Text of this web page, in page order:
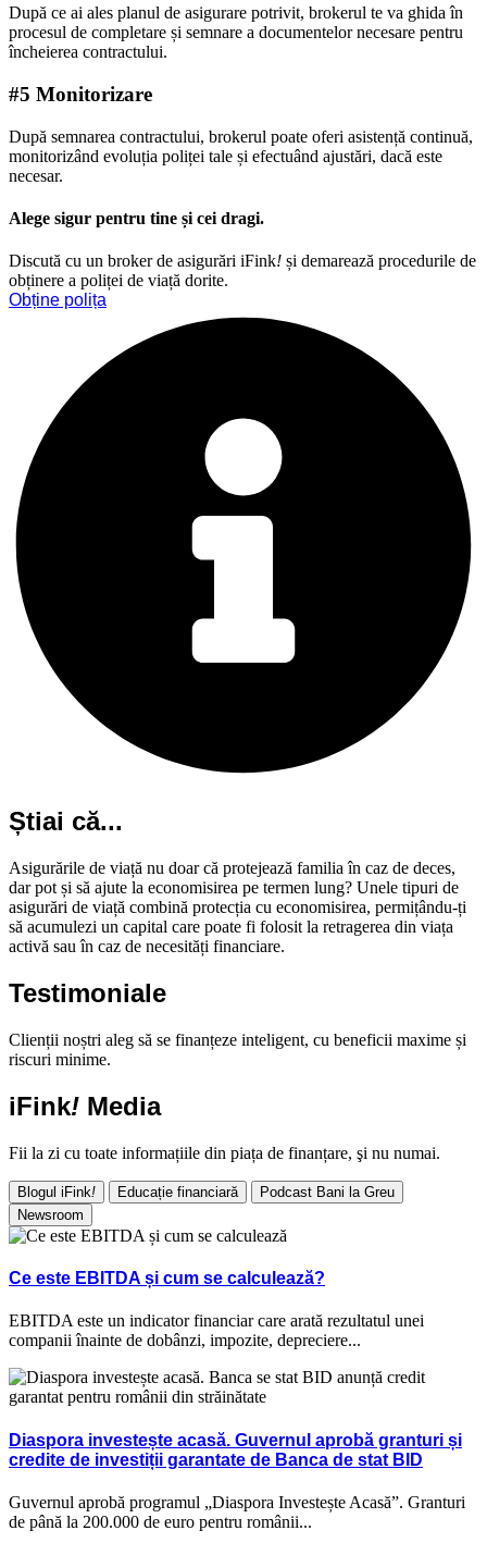
După ce ai ales planul de asigurare potrivit, brokerul te va ghida în
procesul de completare și semnare a documentelor necesare pentru
încheierea contractului.
#5 Monitorizare
După semnarea contractului, brokerul poate oferi asistență continuă,
monitorizând evoluția poliței tale și efectuând ajustări, dacă este
necesar.
Alege sigur pentru tine și cei dragi.
Discută cu un broker de asigurări iFink! și demarează procedurile de
obținere a poliței de viață dorite.
Obține polița
Știai că...
Asigurările de viață nu doar că protejează familia în caz de deces,
dar pot și să ajute la economisirea pe termen lung? Unele tipuri de
asigurări de viață combină protecția cu economisirea, permițându-ți
să acumulezi un capital care poate fi folosit la retragerea din viața
activă sau în caz de necesități financiare.
Testimoniale
Clienții noștri aleg să se finanțeze inteligent, cu beneficii maxime și
riscuri minime.
iFink! Media
Fii la zi cu toate informațiile din piața de finanțare, şi nu numai.
Blogul iFink! Educație financiară
Podcast Bani la Greu
Newsroom
Ce este EBITDA și cum se calculează?
EBITDA este un indicator financiar care arată rezultatul unei
companii înainte de dobânzi, impozite, depreciere...
Diaspora investește acasă. Guvernul aprobă granturi și
credite de investiții garantate de Banca de stat BID
Guvernul aprobă programul „Diaspora Investește Acasă”. Granturi
de până la 200.000 de euro pentru românii...